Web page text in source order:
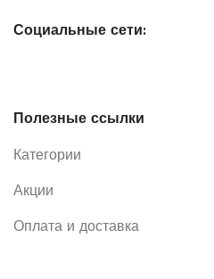
Социальные сети:
Полезные ссылки
Категории
Акции
Оплата и доставка